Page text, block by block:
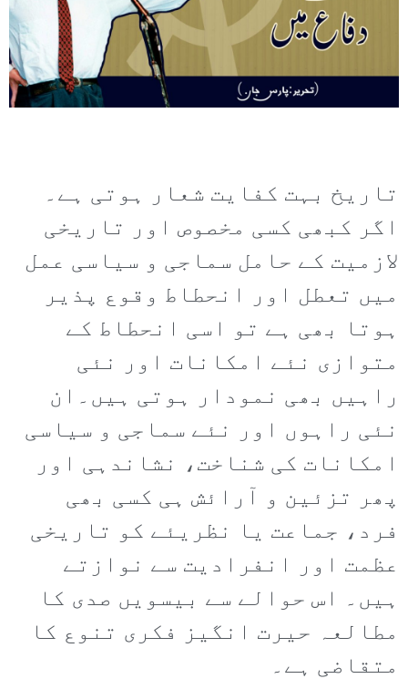
تاریخ بہت کفایت شعار ہوتی ہے۔
اگر کبھی کسی مخصوص اور تاریخی
لازمیت کے حامل سماجی و سیاسی عمل
میں تعطل اور انحطاط وقوع پذیر
ہوتا بھی ہے تو اسی انحطاط کے
متوازی نئے امکانات اور نئی
راہیں بھی نمودار ہوتی ہیں۔ان
نئی راہوں اور نئے سماجی و سیاسی
امکانات کی شناخت، نشاندہی اور
پھر تزئین و آرائش ہی کسی بھی
فرد، جماعت یا نظریئے کو تاریخی
عظمت اور انفرادیت سے نوازتے
ہیں۔ اس حوالے سے بیسویں صدی کا
مطالعہ حیرت انگیز فکری تنوع کا
متقاضی ہے۔